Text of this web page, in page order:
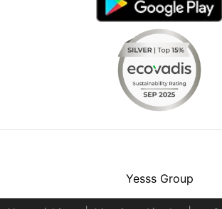
Yesss Group